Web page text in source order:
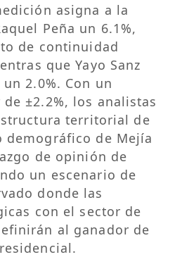
asigna a la
Peña un 6.1%,
de continuidad
que Yayo Sanz
2.0%. Con un
±2.2%, los analistas
territorial de
demográfico de Mejía
de opinión de
un escenario de
donde las
con el sector de
al ganador de